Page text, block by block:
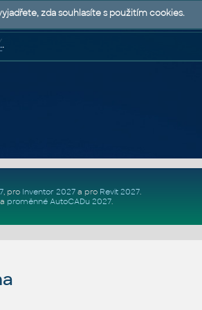
, pro Inventor 2027a pro Revit 2027.
proměnné AutoCADu 2027.
zda souhlasíte s použitím cookies.
.